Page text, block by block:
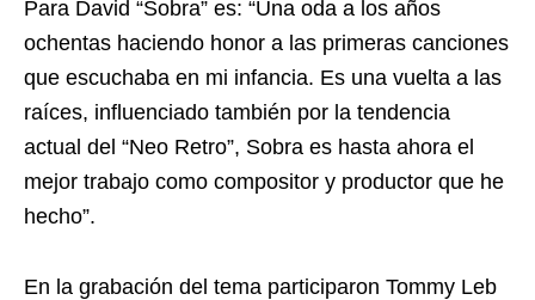
Para David “Sobra” es: “Una oda a los años
ochentas haciendo honor a las primeras canciones
que escuchaba en mi infancia. Es una vuelta a las
raíces, influenciado también por la tendencia
actual del “Neo Retro”, Sobra es hasta ahora el
mejor trabajo como compositor y productor que he
hecho”.
En la grabación del tema participaron Tommy Leb